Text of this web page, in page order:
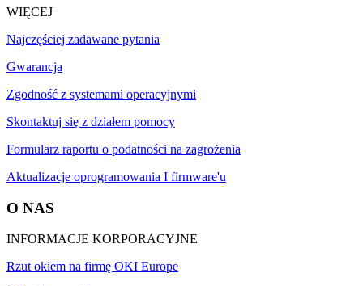
WIĘCEJ
Najczęściej zadawane pytania
Gwarancja
Zgodność z systemami operacyjnymi
Skontaktuj się z działem pomocy
Formularz raportu o podatności na zagrożenia
Aktualizacje oprogramowania I firmware'u
O NAS
INFORMACJE KORPORACYJNE
Rzut okiem na firmę OKI Europe